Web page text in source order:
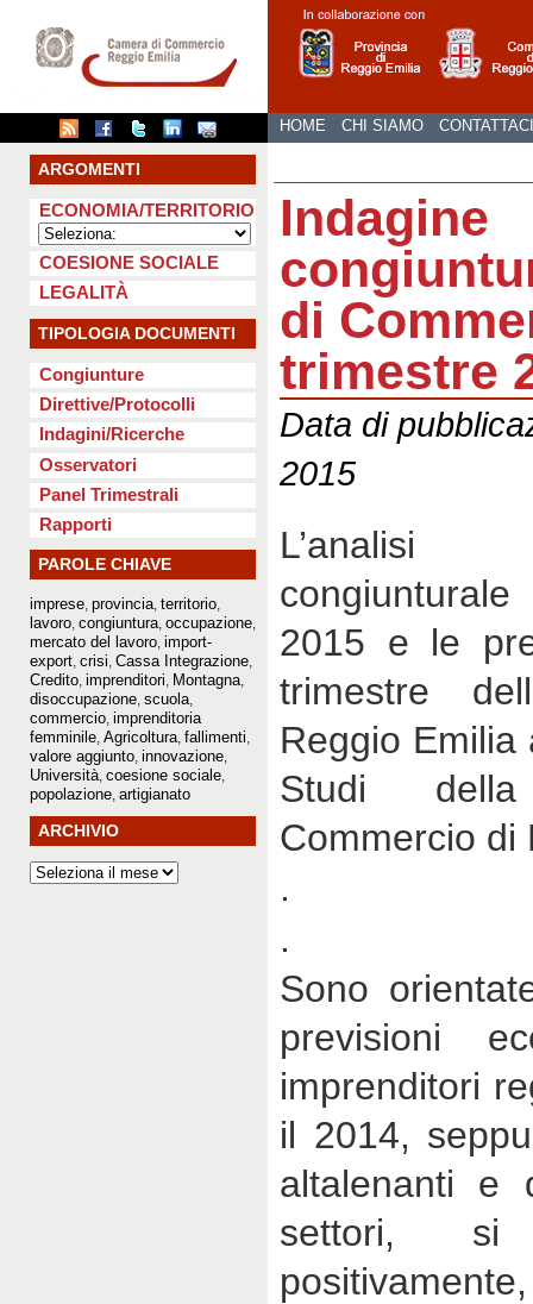
HOME CHI SIAMO CONTATTACI
ARGOMENTI
ECONOMIA/TERRITORIO
COESIONE SOCIALE
LEGALITÀ
TIPOLOGIA DOCUMENTI
Congiunture
Direttive/Protocolli
Indagini/Ricerche
Osservatori
Panel Trimestrali
Rapporti
PAROLE CHIAVE
imprese provincia territorio
lavoro congiuntura occupazione
mercato del lavoro import-
export crisi Cassa Integrazione
Credito imprenditori Montagna
disoccupazione scuola
commercio imprenditoria
femminile Agricoltura fallimenti
valore aggiunto innovazione
Università coesione sociale
popolazione artigianato
ARCHIVIO
Indagine
di
trimestre
Data di
2015
L’analisi
2015 e le
trimestre
Reggio Emilia
Studi
Commercio di
.
.
Sono
previsioni
imprenditori
il 2014,
altalenanti e
settori,